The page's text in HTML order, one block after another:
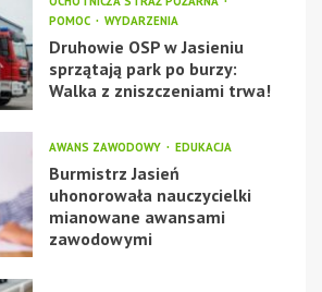
POMOC
WYDARZENIA
Druhowie OSP w Jasieniu
sprzątają park po burzy:
Walka z zniszczeniami trwa!
AWANS ZAWODOWY EDUKACJA
Burmistrz Jasień
uhonorowała nauczycielki
mianowane awansami
zawodowymi